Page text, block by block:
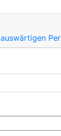
auswärtigen